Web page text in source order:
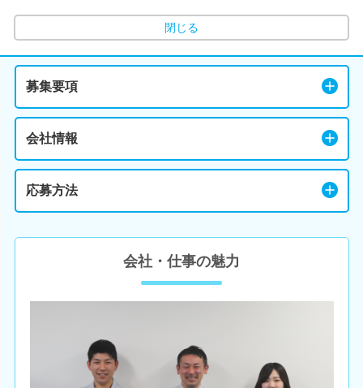
閉じる
募集要項
会社情報
応募方法
会社・仕事の魅力